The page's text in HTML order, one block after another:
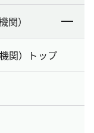
）
関）トップ